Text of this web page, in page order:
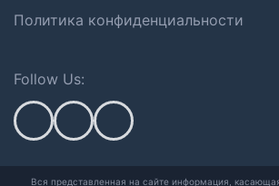
Политика конфиденциальности
Follow Us:
Вся представленная на сайте информация,